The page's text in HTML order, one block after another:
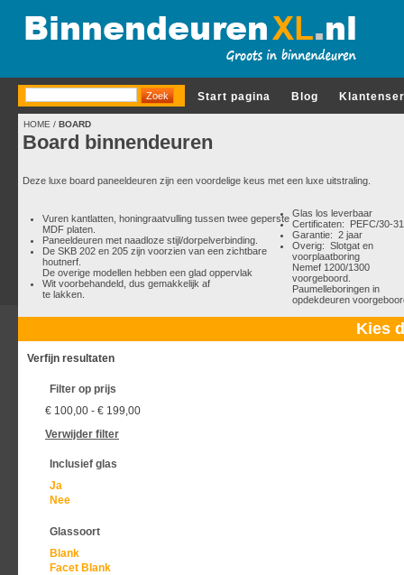
Start pagina Blog
HOME / BOARD
Board binnendeuren
Deze luxe board paneeldeuren zijn een voordelige keus met een luxe uitstraling.
Vuren kantlatten, honingraatvulling tussen twee geperste
MDF platen.
Paneeldeuren met naadloze stijl/dorpelverbinding.
De SKB 202 en 205 zijn voorzien van een zichtbare
houtnerf.
De overige modellen hebben een glad oppervlak
Wit voorbehandeld, dus gemakkelijk af
te lakken.
Glas los leverbaar
Certificaten: PEFC/30-
Garantie: 2 jaar
Overig: Slotgat en
voorplaatboring
Nemef 1200/1300
voorgeboord.
Paumelleboringen in
opdekdeuren
Kies
Verfijn resultaten
Filter op prijs
€ 100,00 - € 199,00
Verwijder filter
Inclusief glas
Ja
Nee
Glassoort
Blank
Facet Blank